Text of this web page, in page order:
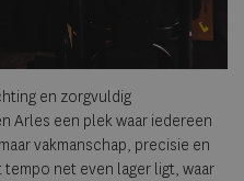
en zorgvuldig
Arles een plek waar iedereen
vakmanschap, precisie en
net even lager ligt, waar